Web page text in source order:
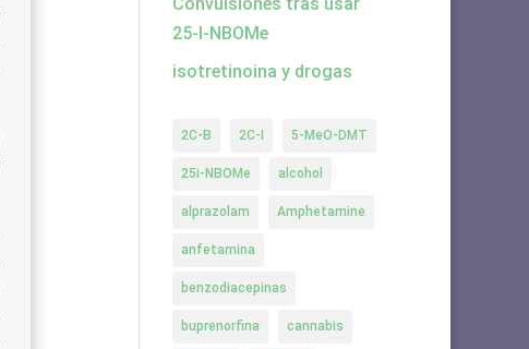
25-I-NBOMe
isotretinoina y drogas
2C-B 2C-I 5-MeO-DMT
25i-NBOMe alcohol
alprazolam Amphetamine
anfetamina
benzodiacepinas
buprenorfina cannabis